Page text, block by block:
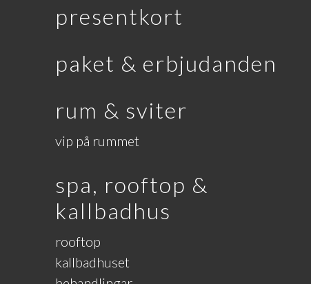
presentkort
paket & erbjudanden
rum & sviter
vip på rummet
spa, rooftop &
kallbadhus
rooftop
kallbadhuset